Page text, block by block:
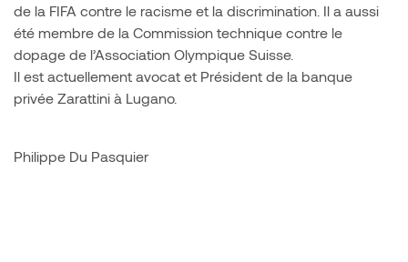
de la FIFA contre le racisme et la discrimination. Il a aussi
été membre de la Commission technique contre le
dopage de l’Association Olympique Suisse.
Il est actuellement avocat et Président de la banque
privée Zarattini à Lugano.
Philippe Du Pasquier